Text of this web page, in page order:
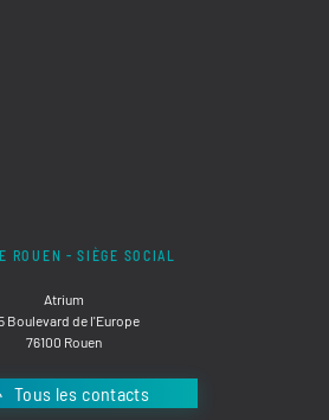
ROUEN - SIÈGE SOCIAL
Atrium
Boulevard de l'Europe
76100 Rouen
Tous les contacts